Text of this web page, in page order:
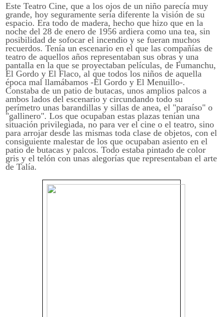
Este Teatro Cine, que a los ojos de un niño parecía muy
grande, hoy seguramente sería diferente la visión de su
espacio. Era todo de madera, hecho que hizo que en la
noche del 28 de enero de 1956 ardiera como una tea, sin
posibilidad de sofocar el incendio y se fueran muchos
recuerdos. Tenía un escenario en el que las compañías de
teatro de aquellos años representaban sus obras y una
pantalla en la que se proyectaban películas, de Fumanchu,
El Gordo y El Flaco, al que todos los niños de aquella
época mal llamábamos -El Gordo y El Menuillo-.
Constaba de un patio de butacas, unos amplios palcos a
ambos lados del escenario y circundando todo su
perímetro unas barandillas y sillas de anea, el "paraíso" o
"gallinero". Los que ocupaban estas plazas tenían una
situación privilegiada, no para ver el cine o el teatro, sino
para arrojar desde las mismas toda clase de objetos, con el
consiguiente malestar de los que ocupaban asiento en el
patio de butacas y palcos. Todo estaba pintado de color
gris y el telón con unas alegorías que representaban el arte
de Talía.